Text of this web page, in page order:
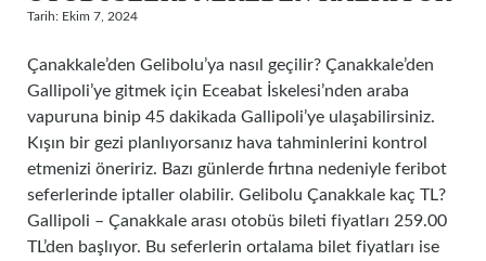
Tarih: Ekim 7, 2024
Çanakkale’den Gelibolu’ya nasıl geçilir? Çanakkale’den
Gallipoli’ye gitmek için Eceabat İskelesi’nden araba
vapuruna binip 45 dakikada Gallipoli’ye ulaşabilirsiniz.
Kışın bir gezi planlıyorsanız hava tahminlerini kontrol
etmenizi öneririz. Bazı günlerde fırtına nedeniyle feribot
seferlerinde iptaller olabilir. Gelibolu Çanakkale kaç TL?
Gallipoli – Çanakkale arası otobüs bileti fiyatları 259.00
TL’den başlıyor. Bu seferlerin ortalama bilet fiyatları ise